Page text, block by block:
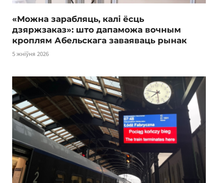
«Можна зарабляць, калі ёсць
дзяржзаказ»: што дапаможа вочным
кроплям Абельскага заваяваць рынак
5 жніўня 2026